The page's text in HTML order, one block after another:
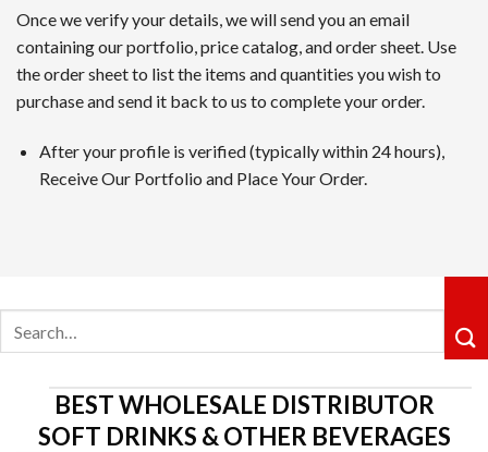
Once we verify your details, we will send you an email
containing our portfolio, price catalog, and order sheet. Use
the order sheet to list the items and quantities you wish to
purchase and send it back to us to complete your order.
After your profile is verified (typically within 24 hours),
Receive Our Portfolio and Place Your Order.
BEST WHOLESALE DISTRIBUTOR
SOFT DRINKS & OTHER BEVERAGES
られる機能も提供されていて評判です。日本語対応スタッ
4位 カジノシークレット（Casino Secret）
レビューを見る
カジノシークレットカジノは革新性のあるキャッシュバッ
ョングループ配下の運営体制も信頼感を高めています。
遊雅堂は2021年にオープンしたベラジョンのグループのネ
るロイヤルティ制度も整っていますしており、プレイすれ
6位の コニベット
レビューを見る